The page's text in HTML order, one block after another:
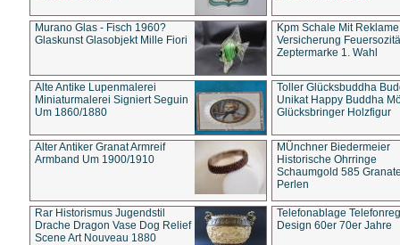
Murano Glas - Fisch 1960?
Glaskunst Glasobjekt Mille Fiori
Kpm Schale Mit Reklame
Versicherung
Zeptermarke 1. Wahl
Alte Antike Lupenmalerei
Miniaturmalerei Signiert Seguin
Um 1860/1880
Toller Glücksbuddha
Unikat Happy Buddha
Glücksbringer Holzfigur
Alter Antiker Granat Armreif
Armband Um 1900/1910
MÜnchner Biedermeier
Historische Ohrringe
Schaumgold 585
Perlen
Rar Historismus Jugendstil
Drache Dragon Vase Dog Relief
Scene Art Nouveau 1880
Telefonablage
Design 60er 70er Jahre